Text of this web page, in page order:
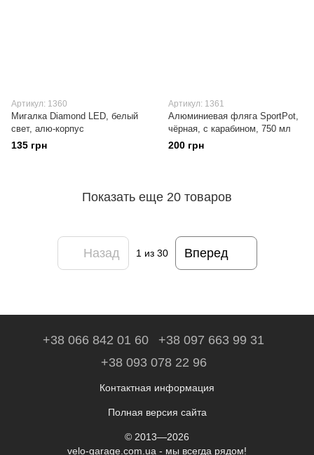
Артикул: 1360
Мигалка Diamond LED, белый
свет, алю-корпус
135 грн
Артикул: 1361
Алюминиевая фляга SportPot,
чёрная, с карабином, 750 мл
200 грн
Показать еще 20 товаров
Назад 1 из 30 Вперед
+38 066 842 01 60
+38 097 663 99 31
+38 093 078 22 96
Контактная информация
Полная версия сайта
© 2013—2026
velo-garage.com.ua - мы всегда рядом!